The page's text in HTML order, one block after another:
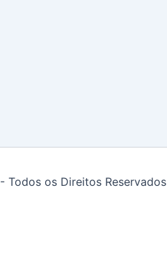
- Todos os Direitos Reservados